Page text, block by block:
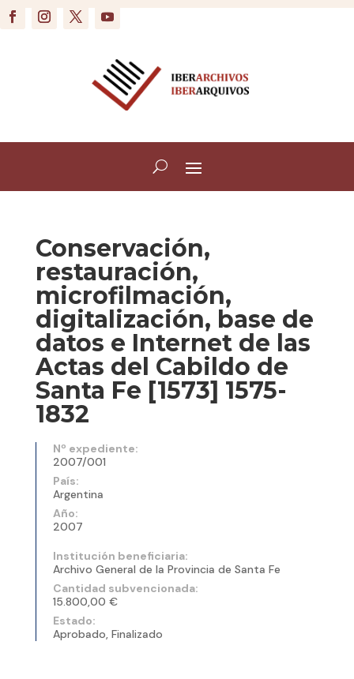
Conservación,
restauración,
microfilmación,
digitalización, base de
datos e Internet de las
Actas del Cabildo de
Santa Fe [1573] 1575-
1832
Nº expediente:
2007/001
País:
Argentina
Año:
2007
Institución beneficiaria:
Archivo General de la Provincia de Santa Fe
Cantidad subvencionada:
15.800,00 €
Estado:
Aprobado, Finalizado